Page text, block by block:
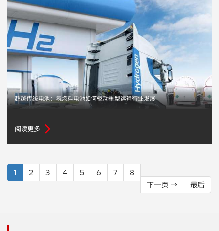
超越传统电池：氢燃料电池如何驱动重型运输行业发展
阅读更多
1 2 3 4 5 6 7
8
下一页 →
最后